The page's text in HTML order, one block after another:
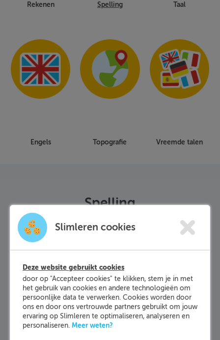
Rekenen Spelling Taal
Engels Topografie Vreemde talen
Spelling
Met Slimleren kun je het vak spelling volledig
130 leerdoelen en is ontwikkeld voor de
groepen 5 t/m 8. De leerdoelen zijn logisch
ingedeeld in domeinen en subdomeinen voor
iedere groep.
Slimleren cookies
Deze website gebruikt cookies
door op "Accepteer cookies" te klikken, stem je in met
het gebruik van cookies en andere technologieën om
persoonlijke data te verwerken. Cookies worden door
ons en door ons vertrouwde partners gebruikt om jouw
ervaring op Slimleren te optimaliseren, analyseren en
personaliseren. Meer weten?